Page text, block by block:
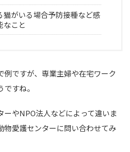
猫がいる場合予防接種など感
なこと
例ですが、専業主婦や在宅ワーク
すね。
ーやNPO法人などによって違いま
物愛護センターに問い合わせてみ